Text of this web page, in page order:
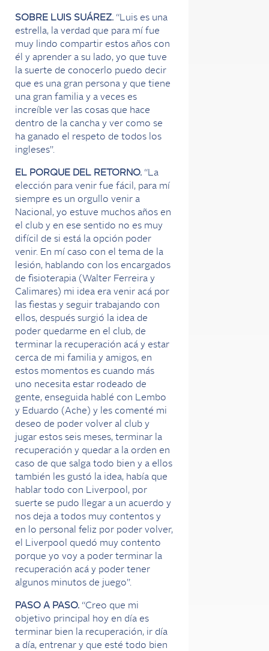
SOBRE LUIS SUÁREZ. “Luis es una
estrella, la verdad que para mí fue
muy lindo compartir estos años con
él y aprender a su lado, yo que tuve
la suerte de conocerlo puedo decir
que es una gran persona y que tiene
una gran familia y a veces es
increíble ver las cosas que hace
dentro de la cancha y ver como se
ha ganado el respeto de todos los
ingleses”.
EL PORQUE DEL RETORNO. “La
elección para venir fue fácil, para mí
siempre es un orgullo venir a
Nacional, yo estuve muchos años en
el club y en ese sentido no es muy
difícil de si está la opción poder
venir. En mí caso con el tema de la
lesión, hablando con los encargados
de fisioterapia (Walter Ferreira y
Calimares) mi idea era venir acá por
las fiestas y seguir trabajando con
ellos, después surgió la idea de
poder quedarme en el club, de
terminar la recuperación acá y estar
cerca de mi familia y amigos, en
estos momentos es cuando más
uno necesita estar rodeado de
gente, enseguida hablé con Lembo
y Eduardo (Ache) y les comenté mi
deseo de poder volver al club y
jugar estos seis meses, terminar la
recuperación y quedar a la orden en
caso de que salga todo bien y a ellos
también les gustó la idea, había que
hablar todo con Liverpool, por
suerte se pudo llegar a un acuerdo y
nos deja a todos muy contentos y
en lo personal feliz por poder volver,
el Liverpool quedó muy contento
porque yo voy a poder terminar la
recuperación acá y poder tener
algunos minutos de juego”.
PASO A PASO. “Creo que mi
objetivo principal hoy en día es
terminar bien la recuperación, ir día
a día, entrenar y que esté todo bien